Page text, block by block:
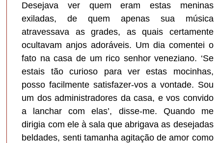
Desejava ver quem eram estas meninas
exiladas, de quem apenas sua música
atravessava as grades, as quais certamente
ocultavam anjos adoráveis. Um dia comentei o
fato na casa de um rico senhor veneziano. ‘Se
estais tão curioso para ver estas mocinhas,
posso facilmente satisfazer-vos a vontade. Sou
um dos administradores da casa, e vos convido
a lanchar com elas’, disse-me. Quando me
dirigia com ele à sala que abrigava as desejadas
beldades, senti tamanha agitação de amor como